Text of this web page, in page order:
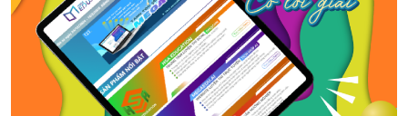
Xem chi tiết Xem chi tiết